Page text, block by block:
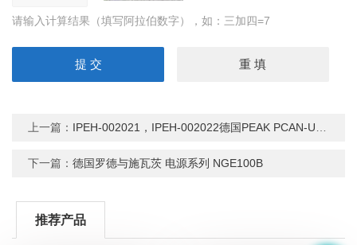
请输入计算结果（填写阿拉伯数字），如：三加四=7
上一篇： IPEH-002021，IPEH-002022德国PEAK PCAN-USB CAN转USB接口
下一篇：德国罗德与施瓦茨 电源系列 NGE100B
推荐产品